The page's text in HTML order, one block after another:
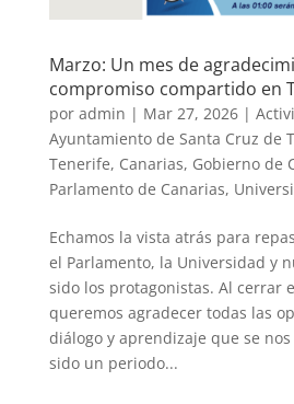
Marzo: Un mes de
compromiso compartido en
por admin | Mar 27, 2026|
Ayuntamiento de Santa Cruz de
Tenerife, Canarias, Gobierno de
Parlamento de Canarias,
Echamos la vista atrás para
el Parlamento, la Universidad y
sido los protagonistas. Al cerrar
queremos agradecer todas las
diálogo y aprendizaje que se
sido un periodo...